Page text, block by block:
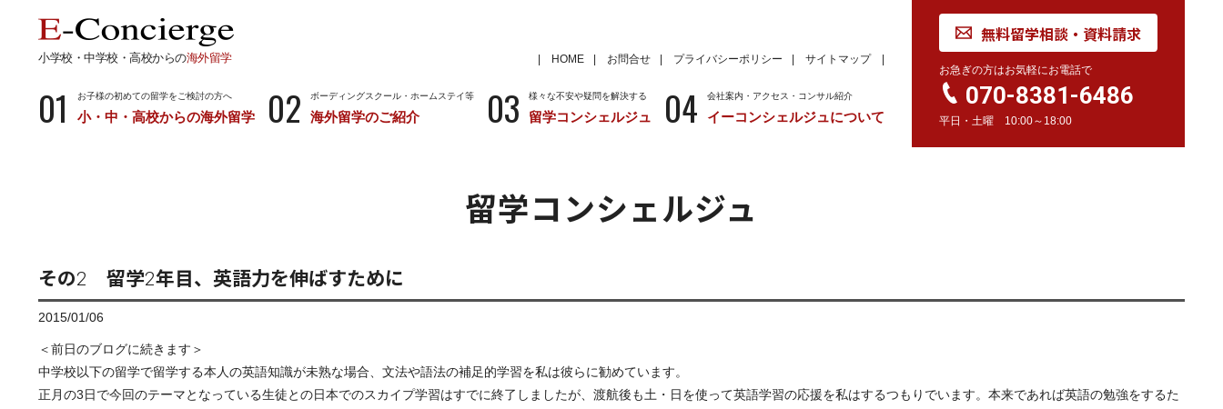
小学校・中学校・高校からの海外留学 HOME お問合せ プライバシーポリシー サイトマップ
01 お子様の初めての留学をご検討の方へ
小・中・高校からの海外留学 02 ボーディングスクール・ホームステイ等
海外留学のご紹介
高校生からのボーディングスクール
留学情報 学校情報
03 様々な不安や疑問を解決する
留学コンシェルジュ 04 会社案内・アクセス・コンサル紹介
イーコンシェルジュについて
無料留学相談・資料請求
お急ぎの方はお気軽にお電話で
070-8381-6486
平日・土曜 10:00～18:00
留学コンシェルジュ
その2 留学2年目、英語力を伸ばすために
2015/01/06
＜前日のブログに続きます＞
中学校以下の留学で留学する本人の英語知識が未熟な場合、文法や語法の補足的学習を私は彼らに勧めています。
正月の3日で今回のテーマとなっている生徒との日本でのスカイプ学習はすでに終了しましたが、渡航後も土・日を使って英語学習の応援を私はするつもりでいます。本来であれば英語の勉強をするた